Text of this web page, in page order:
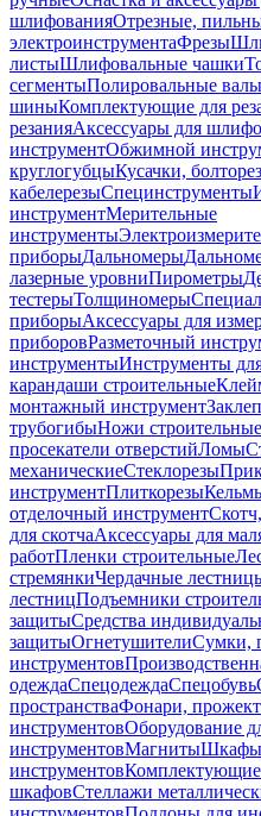
шлифованияОтрезные,
электроинструментаФрезы
листыШлифовальные чашки
сегментыПолировальные валы
шиныКомплектующие для
резанияАксессуары для
инструментОбжимной
круглогубцыКусачки,
кабелерезыСпецинструменты
инструментМерительные
инструменты
приборыДальномеры
лазерные уровниПирометры
тестерыТолщиномеры
приборыАксессуары для
приборовРазметочный
инструментыИнструменты
карандаши строительные
монтажный инструмент
трубогибыНожи строительные
просекатели отверстийЛомы
механическиеСтеклорезы
инструментПлиткорезы
отделочный инструмент
для скотчаАксессуары для
работПленки строительные
стремянкиЧердачные
лестницПодъемники
защитыСредства
защитыОгнетушителиСумки,
инструментов
одеждаСпецодеждаСпецобувь
пространстваФонари,
инструментовОборудование
инструментовМагнитыШкафы
инструментовКомплектующие
шкафовСтеллажи